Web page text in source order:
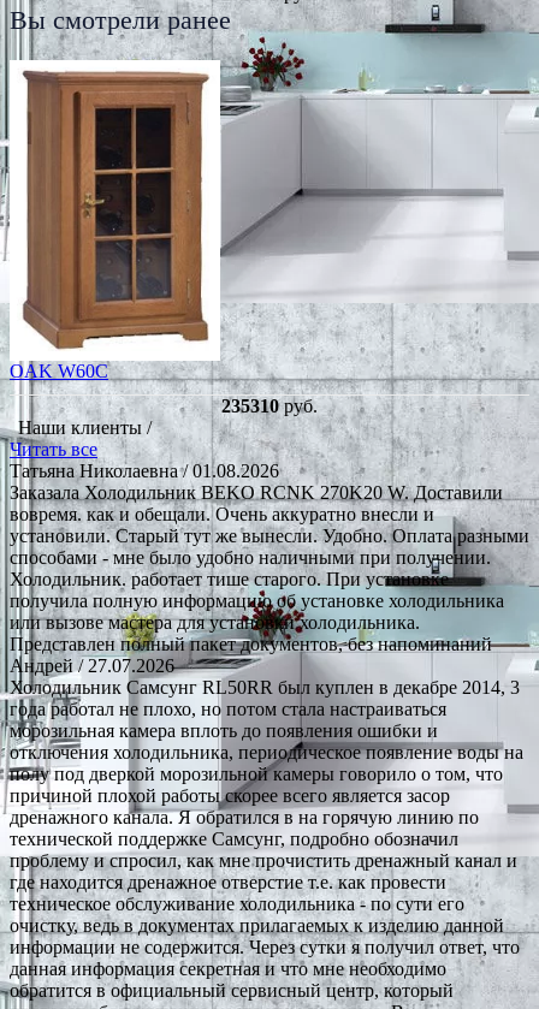
Вы смотрели ранее
OAK W60C
235310руб.
Наши клиенты /
Читать все
Татьяна Николаевна/ 01.08.2026
Заказала Холодильник BEKO RCNK 270K20 W. Доставили
вовремя. как и обещали. Очень аккуратно внесли и
установили. Старый тут же вынесли. Удобно. Оплата разными
способами - мне было удобно наличными при получении.
Холодильник. работает тише старого. При установке
получила полную информацию об установке холодильника
или вызове мастера для установки холодильника.
Представлен полный пакет документов, без напоминаний
Андрей / 27.07.2026
Холодильник Самсунг RL50RR был куплен в декабре 2014, 3
года работал не плохо, но потом стала настраиваться
морозильная камера вплоть до появления ошибки и
отключения холодильника, периодическое появление воды на
полу под дверкой морозильной камеры говорило о том, что
причиной плохой работы скорее всего является засор
дренажного канала. Я обратился в на горячую линию по
технической поддержке Самсунг, подробно обозначил
проблему и спросил, как мне прочистить дренажный канал и
где находится дренажное отверстие т.е. как провести
техническое обслуживание холодильника - по сути его
очистку, ведь в документах прилагаемых к изделию данной
информации не содержится. Через сутки я получил ответ, что
данная информация секретная и что мне необходимо
обратится в официальный сервисный центр, который